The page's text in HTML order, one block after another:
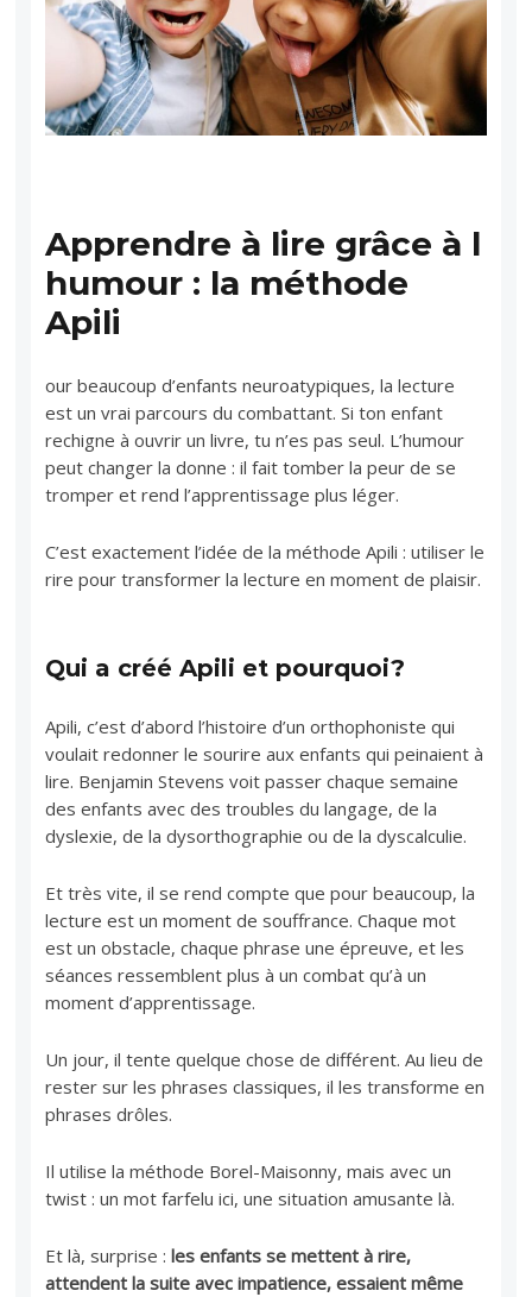
Apprendre à lire grâce à l
humour : la méthode
Apili
our beaucoup d’enfants neuroatypiques, la lecture
est un vrai parcours du combattant. Si ton enfant
rechigne à ouvrir un livre, tu n’es pas seul. L’humour
peut changer la donne : il fait tomber la peur de se
tromper et rend l’apprentissage plus léger.
C’est exactement l’idée de la méthode Apili : utiliser le
rire pour transformer la lecture en moment de plaisir.
Qui a créé Apili et pourquoi?
Apili, c’est d’abord l’histoire d’un orthophoniste qui
voulait redonner le sourire aux enfants qui peinaient à
lire. Benjamin Stevens voit passer chaque semaine
des enfants avec des troubles du langage, de la
dyslexie, de la dysorthographie ou de la dyscalculie.
Et très vite, il se rend compte que pour beaucoup, la
lecture est un moment de souffrance. Chaque mot
est un obstacle, chaque phrase une épreuve, et les
séances ressemblent plus à un combat qu’à un
moment d’apprentissage.
Un jour, il tente quelque chose de différent. Au lieu de
rester sur les phrases classiques, il les transforme en
phrases drôles.
Il utilise la méthode Borel-Maisonny, mais avec un
twist : un mot farfelu ici, une situation amusante là.
Et là, surprise :les enfants se mettent à rire,
attendent la suite avec impatience, essaient même